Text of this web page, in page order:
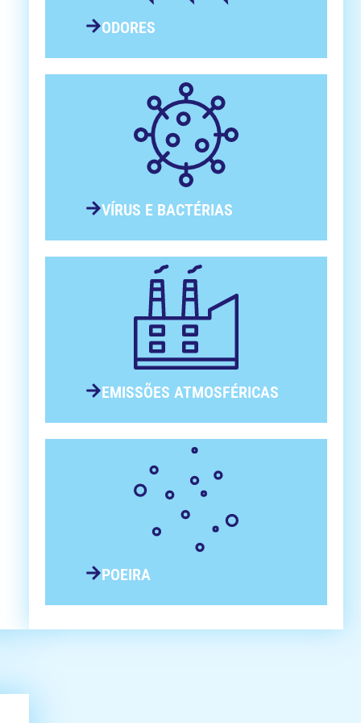
ODORES
VÍRUS E BACTÉRIAS
EMISSÕES ATMOSFÉRICAS
POEIRA